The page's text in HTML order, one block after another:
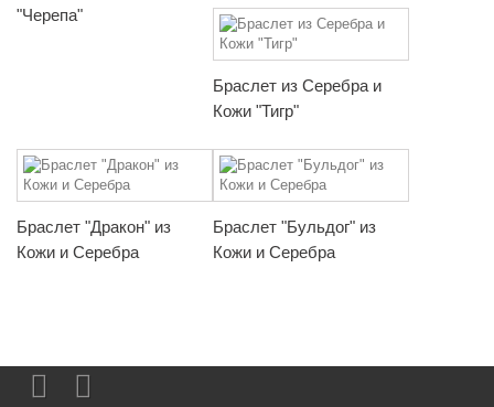
"Черепа"
Браслет из Серебра и
Кожи "Тигр"
Браслет "Дракон" из
Кожи и Серебра
Браслет "Бульдог" из
Кожи и Серебра